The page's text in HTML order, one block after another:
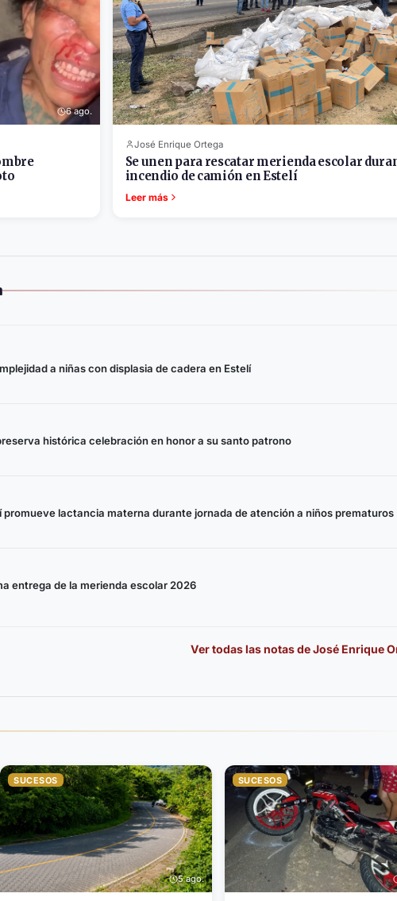
6 ago.
José Enrique Ortega
Se unen para rescatar merienda escolar
incendio de camión en Estelí
Leer más
a niñas con displasia de cadera en Estelí
histórica celebración en honor a su santo patrono
promueve lactancia materna durante jornada de atención a niños prematuros
entrega de la merienda escolar 2026
Ver todas las notas deJosé Enrique
SUCESOS
5 ago.
SUCESOS